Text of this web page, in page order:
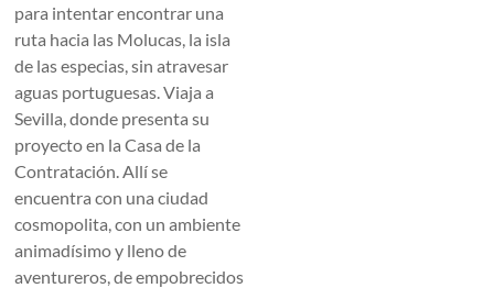
para intentar encontrar una
ruta hacia las Molucas, la isla
de las especias, sin atravesar
aguas portuguesas. Viaja a
Sevilla, donde presenta su
proyecto en la Casa de la
Contratación. Allí se
encuentra con una ciudad
cosmopolita, con un ambiente
animadísimo y lleno de
aventureros, de empobrecidos